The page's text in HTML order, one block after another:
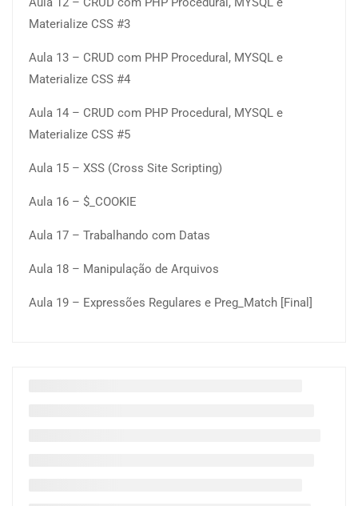
Materialize CSS #3
Aula 13 – CRUD com PHP Procedural, MYSQL e
Materialize CSS #4
Aula 14 – CRUD com PHP Procedural, MYSQL e
Materialize CSS #5
Aula 15 – XSS (Cross Site Scripting)
Aula 16 – $_COOKIE
Aula 17 – Trabalhando com Datas
Aula 18 – Manipulação de Arquivos
Aula 19 – Expressões Regulares e Preg_Match [Final]